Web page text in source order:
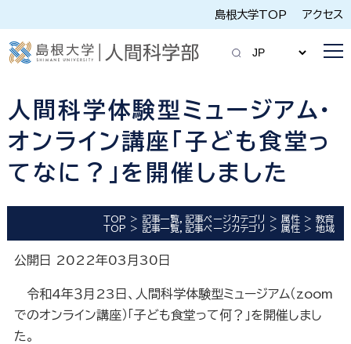
島根大学TOP アクセス
人間科学体験型ミュージアム・
オンライン講座「子ども食堂っ
てなに？」を開催しました
TOP 記事一覧，記事ページカテゴリ 属性
教育
TOP
記事一覧，記事ページカテゴリ 属性 地域
公開日 2022年03月30日
令和4年３月23日、人間科学体験型ミュージアム（zoom
でのオンライン講座）「子ども食堂って何？」を開催しまし
た。